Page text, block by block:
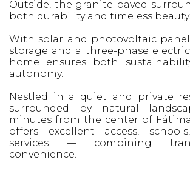
Outside, the granite-paved
both durability and timeless beauty.
With solar and photovoltaic
storage and a three-phase
home ensures both
autonomy.
Nestled in a quiet and private
surrounded by natural
minutes from the center of
offers excellent access,
services — combining
convenience.